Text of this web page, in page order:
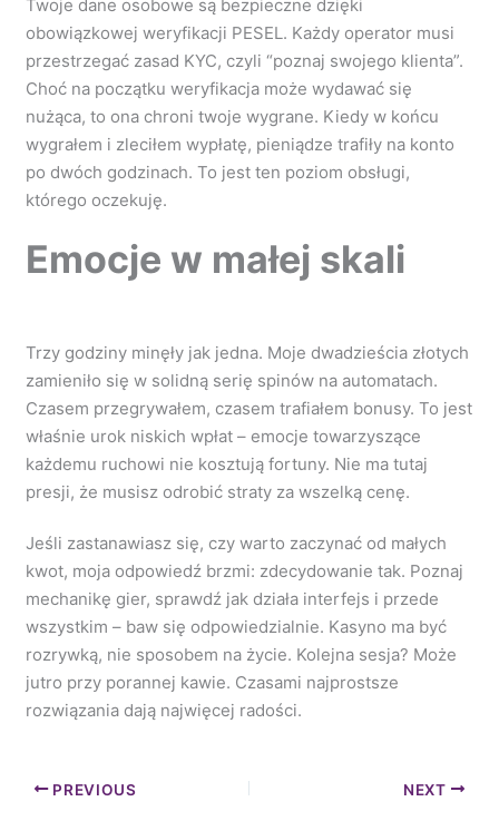
Twoje dane osobowe są bezpieczne dzięki
obowiązkowej weryfikacji PESEL. Każdy operator musi
przestrzegać zasad KYC, czyli “poznaj swojego klienta”.
Choć na początku weryfikacja może wydawać się
nużąca, to ona chroni twoje wygrane. Kiedy w końcu
wygrałem i zleciłem wypłatę, pieniądze trafiły na konto
po dwóch godzinach. To jest ten poziom obsługi,
którego oczekuję.
Emocje w małej skali
Trzy godziny minęły jak jedna. Moje dwadzieścia złotych
zamieniło się w solidną serię spinów na automatach.
Czasem przegrywałem, czasem trafiałem bonusy. To jest
właśnie urok niskich wpłat – emocje towarzyszące
każdemu ruchowi nie kosztują fortuny. Nie ma tutaj
presji, że musisz odrobić straty za wszelką cenę.
Jeśli zastanawiasz się, czy warto zaczynać od małych
kwot, moja odpowiedź brzmi: zdecydowanie tak. Poznaj
mechanikę gier, sprawdź jak działa interfejs i przede
wszystkim – baw się odpowiedzialnie. Kasyno ma być
rozrywką, nie sposobem na życie. Kolejna sesja? Może
jutro przy porannej kawie. Czasami najprostsze
rozwiązania dają najwięcej radości.
PREVIOUS NEXT